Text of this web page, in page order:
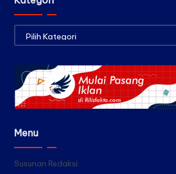
Menu
Susunan Redaksi